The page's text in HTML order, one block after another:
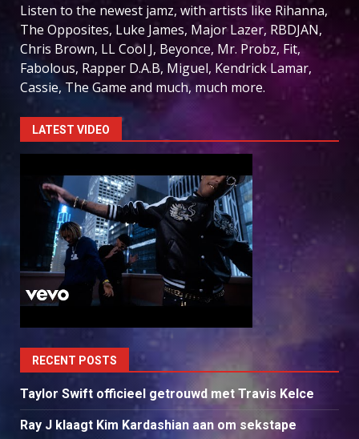
Listen to the newest jamz, with artists like Rihanna,
The Opposites, Luke James, Major Lazer, RBDJAN,
Chris Brown, LL Cool J, Beyonce, Mr. Probz, Fit,
Fabolous, Rapper D.A.B, Miguel, Kendrick Lamar,
Cassie, The Game and much, much more.
LATEST VIDEO
RECENT POSTS
Taylor Swift officieel getrouwd met Travis Kelce
Ray J klaagt Kim Kardashian aan om sekstape